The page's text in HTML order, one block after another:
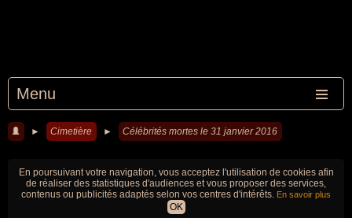
Menu
► Cimetière ► Célébrités mortes le 31 janvier 2016
En poursuivant votre navigation, vous acceptez l'utilisation de cookies afin
de réaliser des statistiques d'audiences et vous proposer des services,
contenus ou publicités adaptés selon vos centres d'intérêts. En savoir plus
OK